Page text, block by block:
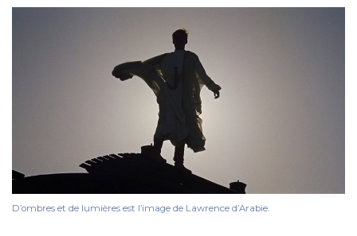
D’ombres et de lumières est l’image de Lawrence d’Arabie.